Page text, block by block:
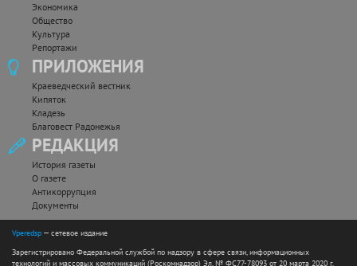
Экономика
Общество
Культура
Репортажи
ПРИЛОЖЕНИЯ
Краеведческий вестник
Кипяток
Кладезь
Благовест Радонежья
РЕДАКЦИЯ
История газеты
О газете
Антикоррупция
Документы
Vperedsp — сетевое издание
Зарегистрировано Федеральной службой по надзору в сфере связи, информационных
технологий и массовых коммуникаций (Роскомнадзор) Эл. № ФС77-78093 от 20 марта 2020 г.